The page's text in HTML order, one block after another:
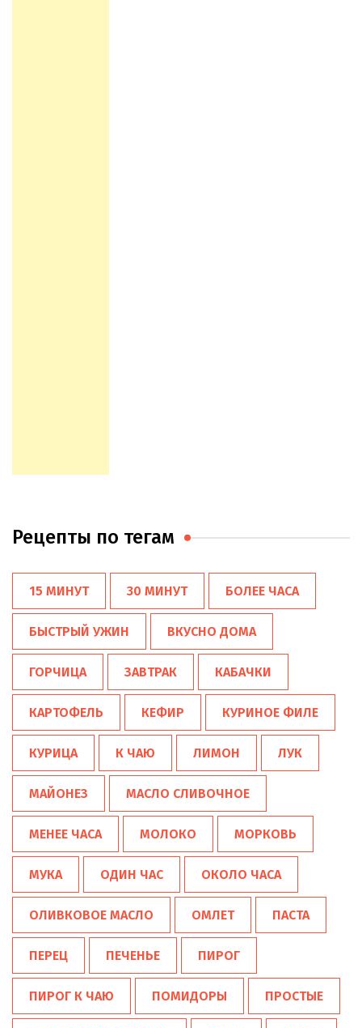
Рецепты по тегам
15 МИНУТ 30 МИНУТ БОЛЕЕ ЧАСА
БЫСТРЫЙ УЖИН ВКУСНО ДОМА
ГОРЧИЦА ЗАВТРАК КАБАЧКИ
КАРТОФЕЛЬ КЕФИР КУРИНОЕ ФИЛЕ
КУРИЦА К ЧАЮ ЛИМОН ЛУК
МАЙОНЕЗ МАСЛО СЛИВОЧНОЕ
МЕНЕЕ ЧАСА МОЛОКО МОРКОВЬ
МУКА ОДИН ЧАС ОКОЛО ЧАСА
ОЛИВКОВОЕ МАСЛО ОМЛЕТ ПАСТА
ПЕРЕЦ ПЕЧЕНЬЕ ПИРОГ
ПИРОГ К ЧАЮ ПОМИДОРЫ ПРОСТЫЕ